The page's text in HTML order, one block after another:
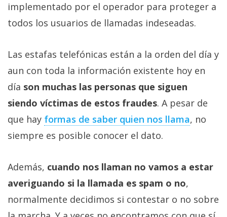
implementado por el operador para proteger a
todos los usuarios de llamadas indeseadas.
Las estafas telefónicas están a la orden del día y
aun con toda la información existente hoy en
día son muchas las personas que siguen
siendo víctimas de estos fraudes. A pesar de
que hay formas de saber quien nos llama, no
siempre es posible conocer el dato.
Además, cuando nos llaman no vamos a estar
averiguando si la llamada es spam o no,
normalmente decidimos si contestar o no sobre